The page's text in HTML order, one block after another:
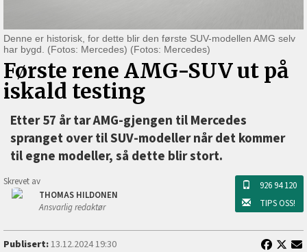
Denne er historisk, for dette blir den første SUV-modellen AMG selv
har bygd. (Fotos: Mercedes) (Fotos: Mercedes)
Første rene AMG-SUV ut på
iskald testing
Etter 57 år tar AMG-gjengen til Mercedes
spranget over til SUV-modeller når det kommer
til egne modeller, så dette blir stort.
Skrevet av
THOMAS HILDONEN
Ansvarlig redaktør
926 94 120
TIPS OSS!
Publisert:13.12.2024 19:30